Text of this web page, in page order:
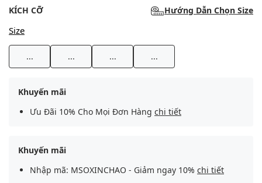
KÍCH CỠ Hướng Dẫn Chọn Size
Size
... ... ... ...
Khuyến mãi
Ưu Đãi 10% Cho Mọi Đơn Hàng chi tiết
Khuyến mãi
Nhập mã: MSOXINCHAO - Giảm ngay 10% chi tiết